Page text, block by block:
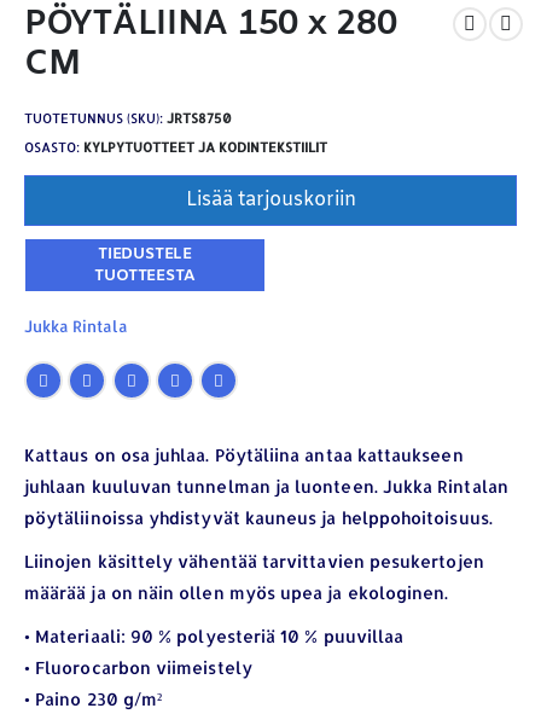
PÖYTÄLIINA 150 x 280
CM
TUOTETUNNUS (SKU): JRTS8750
OSASTO: KYLPYTUOTTEET JA KODINTEKSTIILIT
Lisää tarjouskoriin
Jukka Rintala
Kattaus on osa juhlaa. Pöytäliina antaa kattaukseen
juhlaan kuuluvan tunnelman ja luonteen. Jukka Rintalan
pöytäliinoissa yhdistyvät kauneus ja helppohoitoisuus.
Liinojen käsittely vähentää tarvittavien pesukertojen
määrää ja on näin ollen myös upea ja ekologinen.
• Materiaali: 90 % polyesteriä 10 % puuvillaa
• Fluorocarbon viimeistely
• Paino 230 g/m²
YHTEYSTIEDOT
Osoite:
Hikivuorenkatu 14 C 20, 33710 Tampere
Puhelin: 040-7549431
Sähköposti: royal.yrityslahjat@gmail.com